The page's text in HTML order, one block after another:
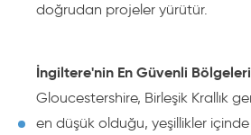
doğrudan projeler yürütür.
İngiltere'nin En Güvenli
Gloucestershire, Birleşik Krallık
en düşük olduğu, yeşillikler